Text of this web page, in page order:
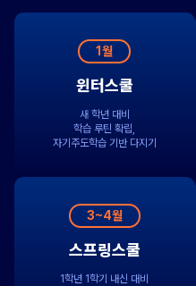
1월
윈터스쿨
새 학년 대비
학습 루틴 확립,
자기주도학습 기반 다지기
3~4월
스프링스쿨
1학년 1학기 내신 대비